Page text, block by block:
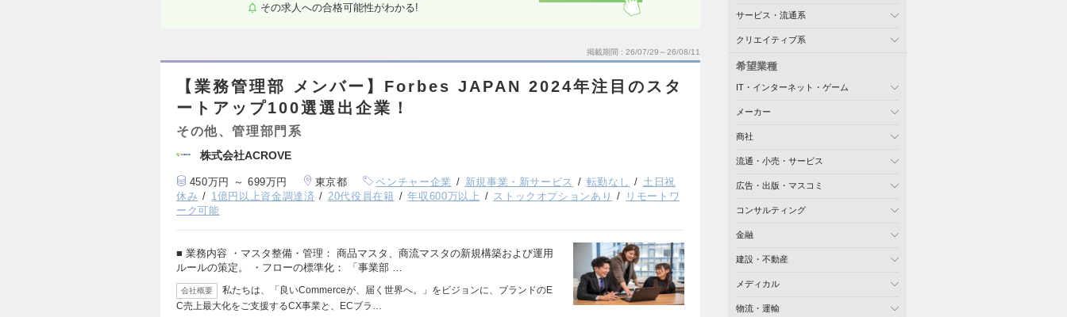
その求人への合格可能性がわかる!
掲載期間 26/07/29～26/08/11
【業務管理部 メンバー】Forbes JAPAN 2024年注目のスタ
ートアップ100選選出企業！
その他、管理部門系
株式会社ACROVE
450万円 ～ 699万円 東京都 ベンチャー企業 新規事業・新サービス 転勤なし
土日祝
休み
1億円以上資金調達済 20代役員在籍 年収600万以上 ストックオプションあり
リモートワ
ーク可能
■ 業務内容 ・マスタ整備・管理： 商品マスタ、商流マスタの新規構築および運用
ルールの策定。 ・フローの標準化： 「事業部 …
会社概要
私たちは、「良いCommerceが、届く世界へ。」をビジョンに、ブランドのE
C売上最大化をご支援するCX事業と、ECブラ…
サービス・流通系
クリエイティブ系
希望業種
IT・インターネット・ゲーム
メーカー
商社
流通・小売・サービス
広告・出版・マスコミ
コンサルティング
金融
建設・不動産
メディカル
物流・運輸